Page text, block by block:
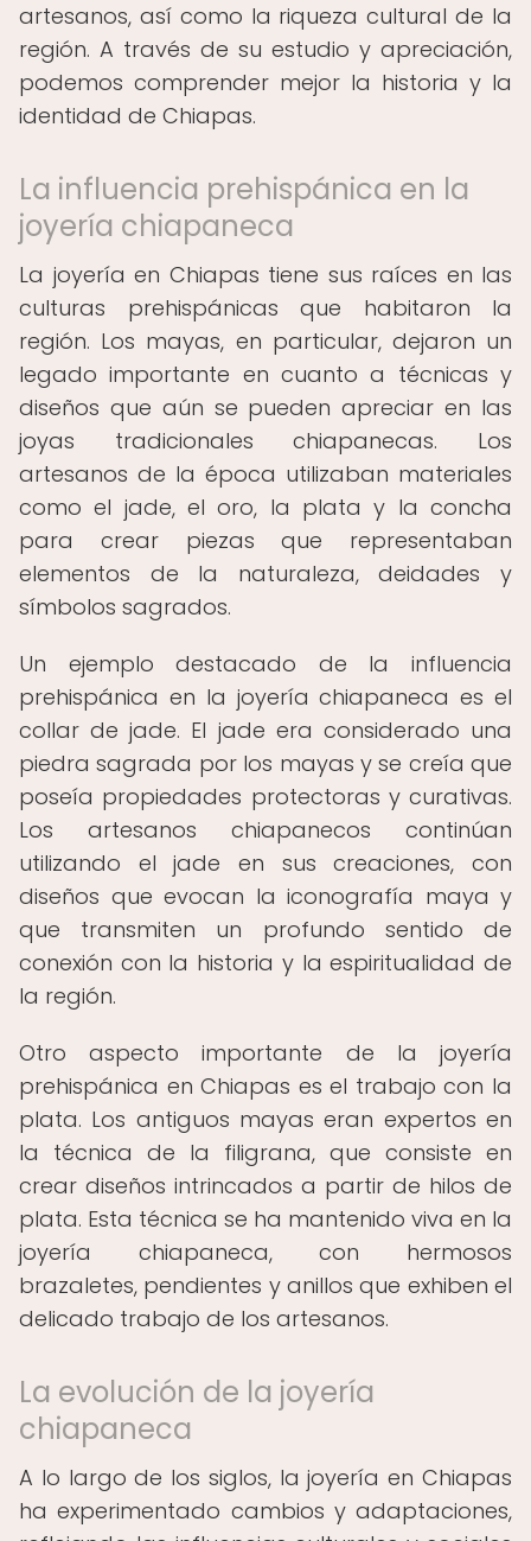
artesanos, así como la riqueza cultural de la
región. A través de su estudio y apreciación,
podemos comprender mejor la historia y la
identidad de Chiapas.
La influencia prehispánica en la
joyería chiapaneca
La joyería en Chiapas tiene sus raíces en las
culturas prehispánicas que habitaron la
región. Los mayas, en particular, dejaron un
legado importante en cuanto a técnicas y
diseños que aún se pueden apreciar en las
joyas tradicionales chiapanecas. Los
artesanos de la época utilizaban materiales
como el jade, el oro, la plata y la concha
para crear piezas que representaban
elementos de la naturaleza, deidades y
símbolos sagrados.
Un ejemplo destacado de la influencia
prehispánica en la joyería chiapaneca es el
collar de jade. El jade era considerado una
piedra sagrada por los mayas y se creía que
poseía propiedades protectoras y curativas.
Los artesanos chiapanecos continúan
utilizando el jade en sus creaciones, con
diseños que evocan la iconografía maya y
que transmiten un profundo sentido de
conexión con la historia y la espiritualidad de
la región.
Otro aspecto importante de la joyería
prehispánica en Chiapas es el trabajo con la
plata. Los antiguos mayas eran expertos en
la técnica de la filigrana, que consiste en
crear diseños intrincados a partir de hilos de
plata. Esta técnica se ha mantenido viva en la
joyería chiapaneca, con hermosos
brazaletes, pendientes y anillos que exhiben el
delicado trabajo de los artesanos.
La evolución de la joyería
chiapaneca
A lo largo de los siglos, la joyería en Chiapas
ha experimentado cambios y adaptaciones,